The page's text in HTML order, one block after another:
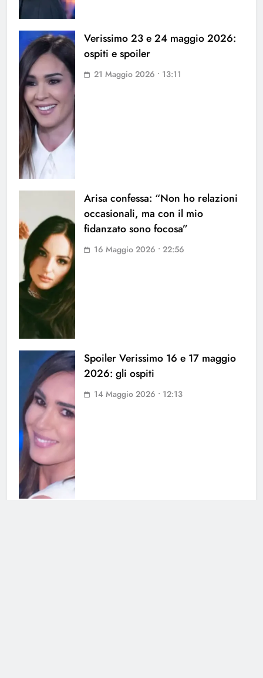
Verissimo 23 e 24 maggio 2026:
ospiti e spoiler
21 Maggio 2026 • 13:11
Arisa confessa: “Non ho relazioni
occasionali, ma con il mio
fidanzato sono focosa”
16 Maggio 2026 • 22:56
Spoiler Verissimo 16 e 17 maggio
2026: gli ospiti
14 Maggio 2026 • 12:13